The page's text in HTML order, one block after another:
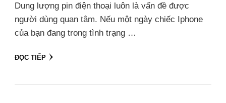
Dung lượng pin điện thoại luôn là vấn đề được
người dùng quan tâm. Nếu một ngày chiếc Iphone
của bạn đang trong tình trạng …
ĐỌC TIẾP